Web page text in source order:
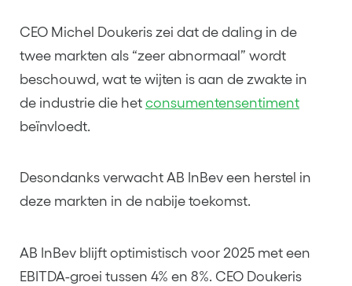
CEO Michel Doukeris zei dat de daling in de
twee markten als “zeer abnormaal” wordt
beschouwd, wat te wijten is aan de zwakte in
de industrie die het consumentensentiment
beïnvloedt.
Desondanks verwacht AB InBev een herstel in
deze markten in de nabije toekomst.
AB InBev blijft optimistisch voor 2025 met een
EBITDA-groei tussen 4% en 8%. CEO Doukeris